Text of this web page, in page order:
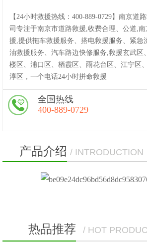
【24小时救援热线：400-889-0729】南京道
司专注于南京市道路救援,收费合理、公道,
援,提供拖车救援服务、搭电救援服务、紧急
油救援服务、汽车路边快修服务,救援玄武区
楼区、浦口区、栖霞区、雨花台区、江宁区
淳区，一个电话24小时拼命救援
全国热线
400-889-0729
产品介绍 / INTRODUCTION
热品推荐 / HOT